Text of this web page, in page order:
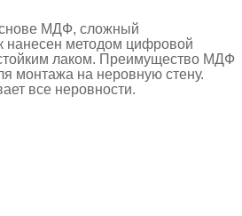
МДФ, сложный
нанесен методом цифровой
лаком. Преимущество МДФ
монтажа на неровную стену.
все неровности.